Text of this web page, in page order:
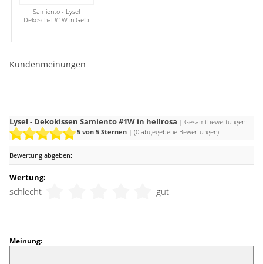
Samiento - Lysel
Dekoschal #1W in Gelb
Kundenmeinungen
Lysel - Dekokissen Samiento #1W in hellrosa | Gesamtbewertungen:
5 von 5 Sternen | (0 abgegebene Bewertungen)
Bewertung abgeben:
Wertung:
schlecht gut
Meinung: